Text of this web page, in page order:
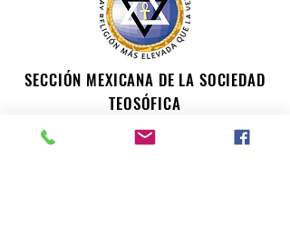
SECCIÓN MEXICANA DE LA SOCIEDAD
TEOSÓFICA